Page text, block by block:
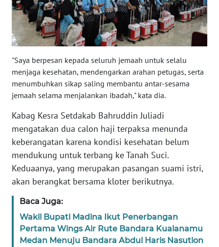
"Saya berpesan kepada seluruh jemaah untuk selalu
menjaga kesehatan, mendengarkan arahan petugas, serta
menumbuhkan sikap saling membantu antar-sesama
jemaah selama menjalankan ibadah," kata dia.
Kabag Kesra Setdakab Bahruddin Juliadi
mengatakan dua calon haji terpaksa menunda
keberangatan karena kondisi kesehatan belum
mendukung untuk terbang ke Tanah Suci.
Keduaanya, yang merupakan pasangan suami istri,
akan berangkat bersama kloter berikutnya.
Baca Juga:
Wakil Bupati Madina Ikut Penerbangan
Pertama Wings Air Rute Bandara Kualanamu
Medan Menuju Bandara Abdul Haris Nasution
WN
SULBAR
BABEL
WN
SUMBAR
WN
SUMSEL
WN
BENGKULU
LAMPUNG
WN
JATENG